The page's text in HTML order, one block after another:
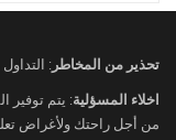
تحذير من المخاطر :
اخلاء المسؤلية: يتم توفير
من أجل راحتك ولأغراض